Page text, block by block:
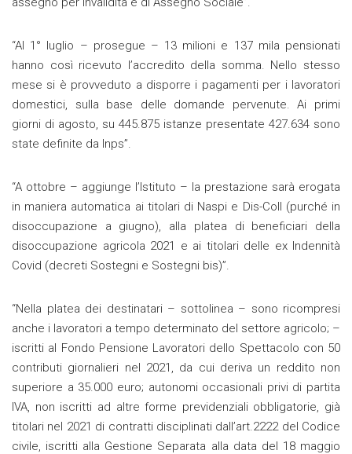
“Al 1° luglio – prosegue – 13 milioni e 137 mila pensionati
hanno così ricevuto l’accredito della somma. Nello stesso
mese si è provveduto a disporre i pagamenti per i lavoratori
domestici, sulla base delle domande pervenute. Ai primi
giorni di agosto, su 445.875 istanze presentate 427.634 sono
state definite da Inps”.
“A ottobre – aggiunge l’Istituto – la prestazione sarà erogata
in maniera automatica ai titolari di Naspi e Dis-Coll (purché in
disoccupazione a giugno), alla platea di beneficiari della
disoccupazione agricola 2021 e ai titolari delle ex Indennità
Covid (decreti Sostegni e Sostegni bis)”.
“Nella platea dei destinatari – sottolinea – sono ricompresi
anche i lavoratori a tempo determinato del settore agricolo; –
iscritti al Fondo Pensione Lavoratori dello Spettacolo con 50
contributi giornalieri nel 2021, da cui deriva un reddito non
superiore a 35.000 euro; autonomi occasionali privi di partita
IVA, non iscritti ad altre forme previdenziali obbligatorie, già
titolari nel 2021 di contratti disciplinati dall’art.2222 del Codice
civile, iscritti alla Gestione Separata alla data del 18 maggio